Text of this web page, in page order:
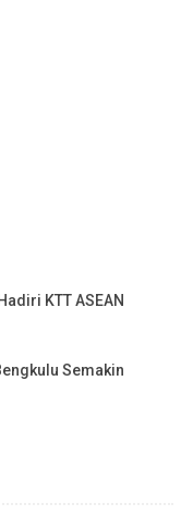
KTT ASEAN
Semakin